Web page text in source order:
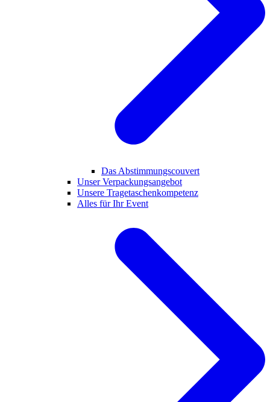
Das Abstimmungscouvert
Unser Verpackungsangebot
Unsere Tragetaschenkompetenz
Alles für Ihr Event